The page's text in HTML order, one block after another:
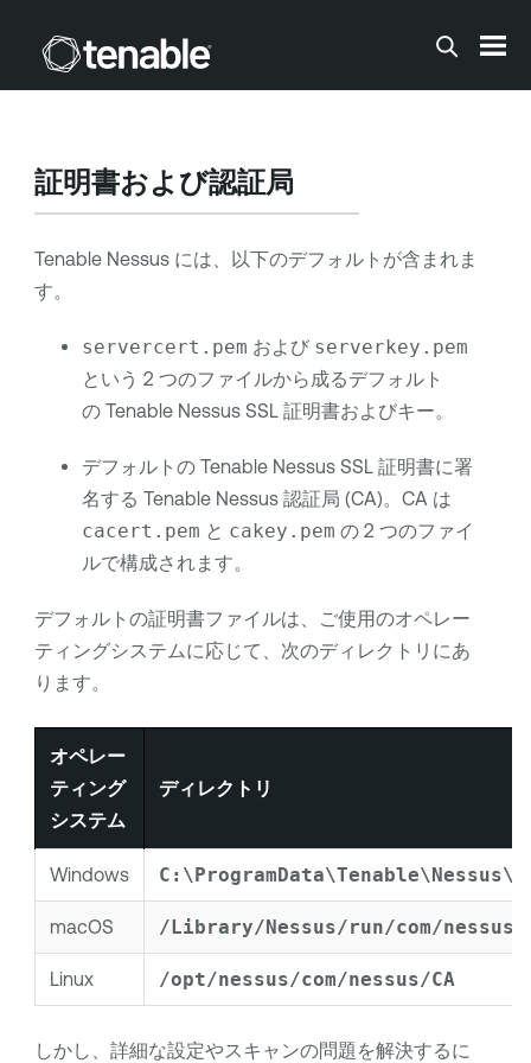
メインコンテンツに移動する
証明書および認証局
Tenable Nessusには、以下のデフォルトが含まれま
す。
servercert.pem および serverkey.pem
という 2 つのファイルから成るデフォルト
の Tenable NessusSSL 証明書およびキー。
デフォルトの Tenable NessusSSL 証明書に署
名する Tenable Nessus認証局 (CA)。CA は
cacert.pem と cakey.pem の 2 つのファイ
ルで構成されます。
デフォルトの証明書ファイルは、ご使用のオペレー
ティングシステムに応じて、次のディレクトリにあ
ります。
オペレー
ティング
システム
ディレクトリ
Windows
macOS /Library/Nessus/run/com/nessus/
Linux /opt/nessus/com/nessus/CA
しかし、詳細な設定やスキャンの問題を解決するに